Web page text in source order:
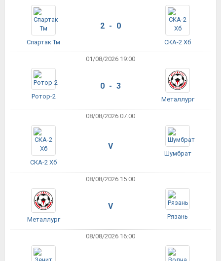
Спартак Тм
2 - 0
СКА-2 Хб
01/08/2026 19:00
Ротор-2
0 - 3
Металлург
08/08/2026 07:00
СКА-2 Хб
V
Шумбрат
08/08/2026 15:00
Металлург
V
Рязань
08/08/2026 16:00